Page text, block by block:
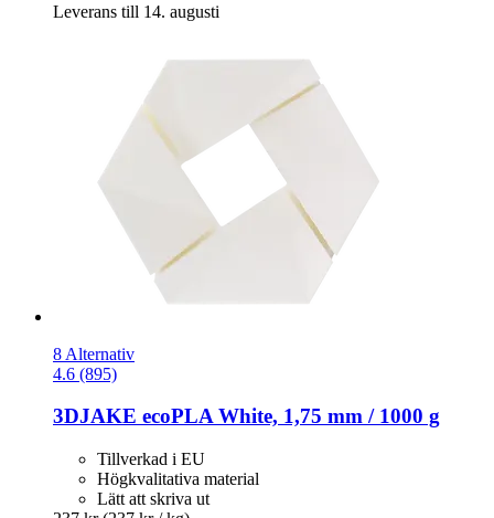
Leverans till 14. augusti
8 Alternativ
4.6 (895)
3DJAKE ecoPLA White, 1,75 mm / 1000 g
Tillverkad i EU
Högkvalitativa material
Lätt att skriva ut